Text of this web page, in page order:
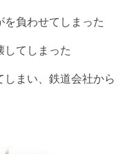
を負わせてしまった
してしまった
しまい、鉄道会社から